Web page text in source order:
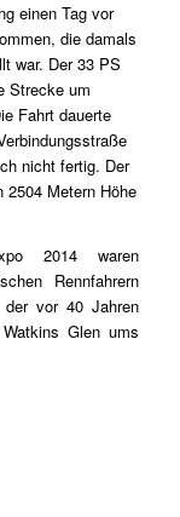
einen Tag vor
die damals
war. Der 33 PS
Strecke um
Fahrt dauerte
nicht fertig. Der
2504 Metern Höhe
2014 waren
Rennfahrern
vor 40 Jahren
Glen ums